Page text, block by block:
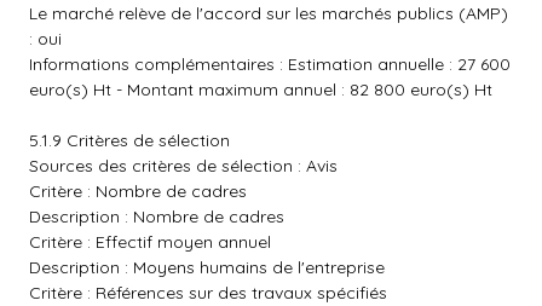
Le marché relève de l'accord sur les marchés publics (AMP)
: oui
Informations complémentaires : Estimation annuelle : 27 600
euro(s) Ht - Montant maximum annuel : 82 800 euro(s) Ht
5.1.9 Critères de sélection
Sources des critères de sélection : Avis
Critère : Nombre de cadres
Description : Nombre de cadres
Critère : Effectif moyen annuel
Description : Moyens humains de l'entreprise
Critère : Références sur des travaux spécifiés